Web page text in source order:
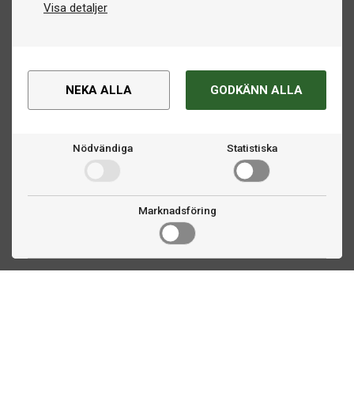
Visa detaljer
NEKA ALLA GODKÄNN ALLA
Nödvändiga Statistiska
Marknadsföring